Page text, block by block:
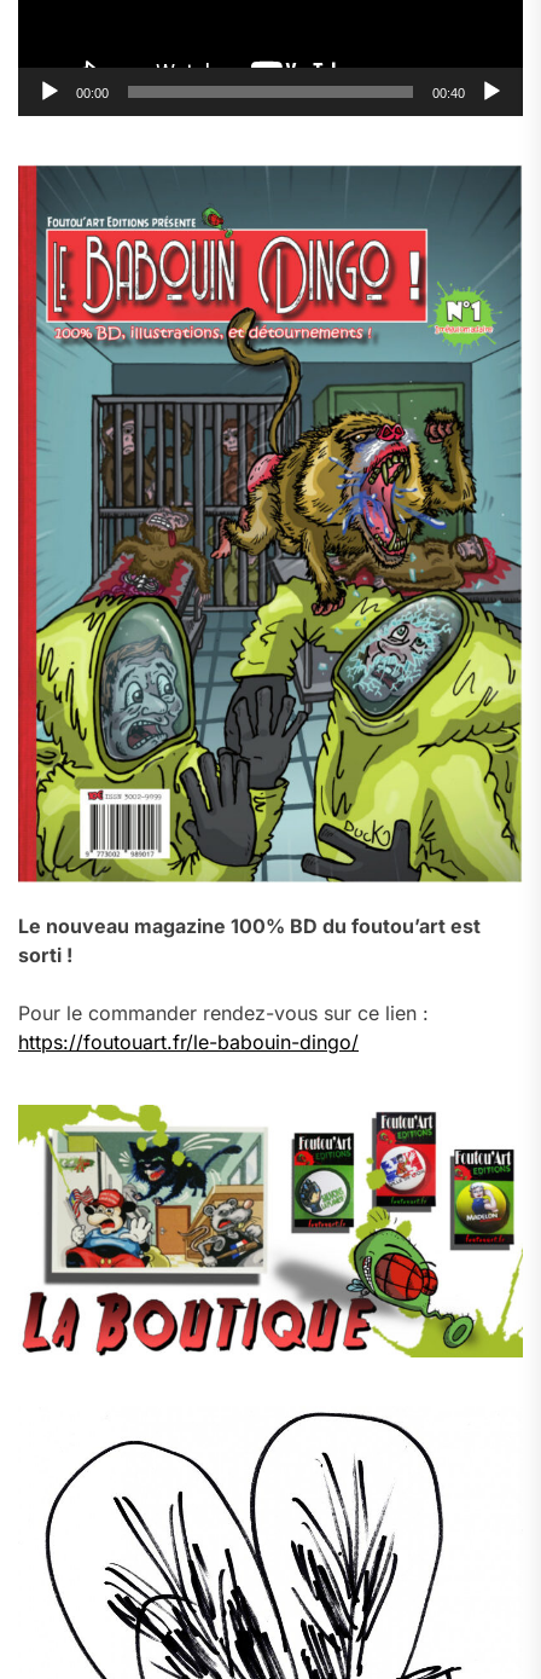
00:00 00:40
Le nouveau magazine 100% BD du foutou’art est
sorti !
Pour le commander rendez-vous sur ce lien :
https://foutouart.fr/le-babouin-dingo/